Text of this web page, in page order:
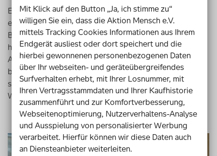
Es ist noch gar nicht lange her, dass Kim Anna Lutz in
einer Werkstatt für Menschen mit Behinderung im
Bereich Verpackung und Montage gearbeitet hat. Heute
hat sie einen festen Arbeitsvertrag auf dem allgemeinen
Arbeitsmarkt. Dass dieser Übergang gelungen ist, ist
bislang eine große Ausnahme. In Niedersachsen
schaffen bisher durchschnittlich nur 0,34 Prozent der
Werkstattmitarbeitenden diesen Schritt.
Video-
Player
Mit Klick auf den Button „Ja, ich stimme zu“
willigen Sie ein, dass die Aktion Mensch e.V.
mittels Tracking Cookies Informationen aus Ihrem
Endgerät ausliest oder dort speichert und die
hierbei gewonnenen personenbezogenen Daten
über Ihr webseiten- und geräteübergreifendes
Surfverhalten erhebt, mit Ihrer Losnummer, mit
Ihren Vertragsstammdaten und Ihrer Kaufhistorie
zusammenführt und zur Komfortverbesserung,
Webseitenoptimierung, Nutzerverhaltens-Analyse
und Ausspielung von personalisierter Werbung
verarbeitet. Hierfür können wir diese Daten auch
an Diensteanbieter weiterleiten.